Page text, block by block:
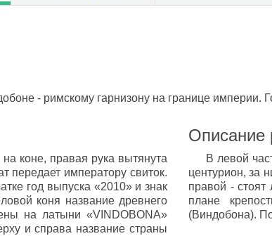
- римскому гарнизону на границе империи.
коне, правая рука вытянута
передает императору свиток.
год выпуска «2010» и знак
коня название древнего
на латыни «VINDOBONA»
и справа название страны
Описание
В левой
центурион, за
правой -
плане
(Виндобона).